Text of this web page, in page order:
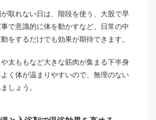
取れない日は、階段を使う、大股で早
で意識的に体を動かすなど、日常の中
をするだけでも効果が期待できます。
太ももなど大きな筋肉が集まる下半身
く体が温まりやすいので、無理のない
しょう。